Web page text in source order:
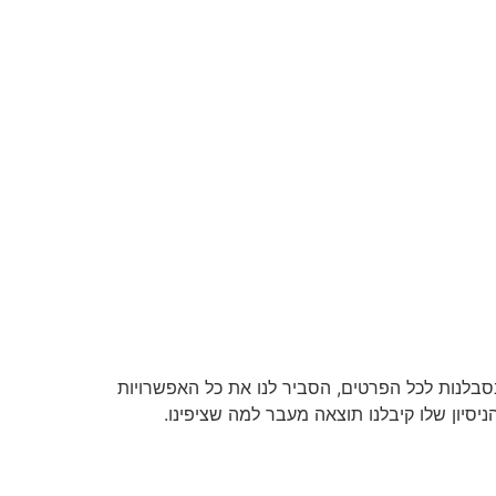
לכל הפרטים, הסביר לנו את כל האפשרויות
שלו קיבלנו תוצאה מעבר למה שציפינו.